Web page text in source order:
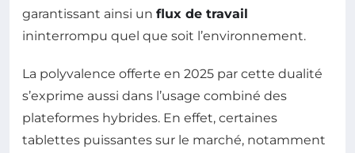
garantissant ainsi un flux de travail
ininterrompu quel que soit l’environnement.
La polyvalence offerte en 2025 par cette dualité
s’exprime aussi dans l’usage combiné des
plateformes hybrides. En effet, certaines
tablettes puissantes sur le marché, notamment